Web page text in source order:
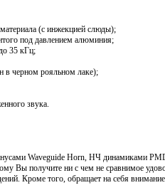
(с инжекцией слюды);
под давлением алюминия;
35 кГц;
в черном рояльном лаке);
звука.
Waveguide Horn, НЧ динамиками
Вы получите ни с чем не сравнимое
Кроме того, обращает на себя внимание